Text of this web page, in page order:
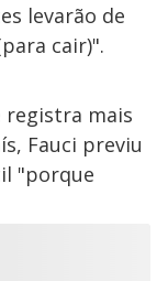
levarão de
cair)".
registra mais
Fauci previu
"porque